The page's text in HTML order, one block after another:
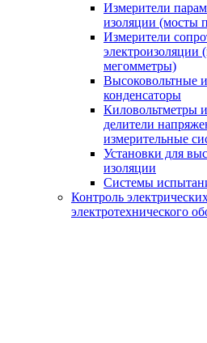
Измерители
изоляции (мосты
Измерители
электроизоляции
мегомметры)
Высоковольтные
конденсаторы
Киловольтметры
делители
измерительные
Установки для
изоляции
Системы
Контроль
электротехнического